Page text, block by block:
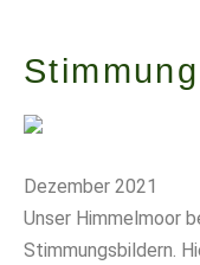
Stimmung
Dezember 2021
Unser Himmelmoor
Stimmungsbildern.